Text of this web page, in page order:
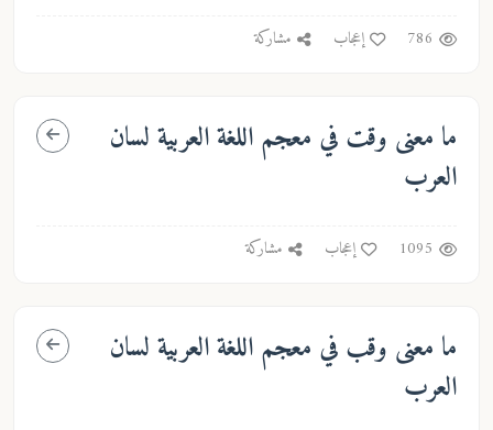
786 إعجاب مشاركة
ما معنى وقتفي معجم اللغة العربية لسان
العرب
1095 إعجاب مشاركة
ما معنى وقبفي معجم اللغة العربية لسان
العرب